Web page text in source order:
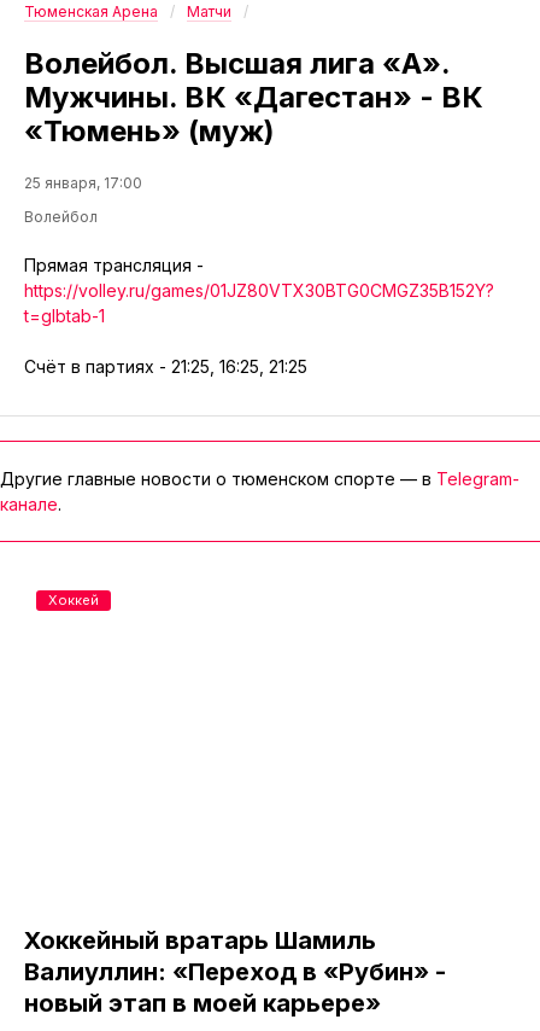
Тюменская Арена Матчи
Волейбол. Высшая лига «А».
Мужчины. ВК «Дагестан» - ВК
«Тюмень» (муж)
25 января, 17:00
Волейбол
Прямая трансляция -
https://volley.ru/games/01JZ80VTX30BTG0CMGZ35B152Y?
t=glbtab-1
Счёт в партиях - 21:25, 16:25, 21:25
Другие главные новости о тюменском спорте — в Telegram-
канале.
Хоккейный вратарь Шамиль
Валиуллин: «Переход в «Рубин» -
новый этап в моей карьере»
Хоккей